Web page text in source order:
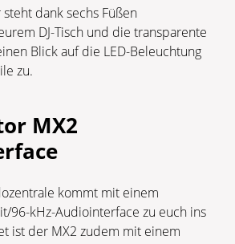
dank sechs Füßen
DJ-Tisch und die transparente
Blick auf die LED-Beleuchtung
zu.
MX2
kommt mit einem
96-kHz-Audiointerface zu euch ins
ist der MX2 zudem mit einem